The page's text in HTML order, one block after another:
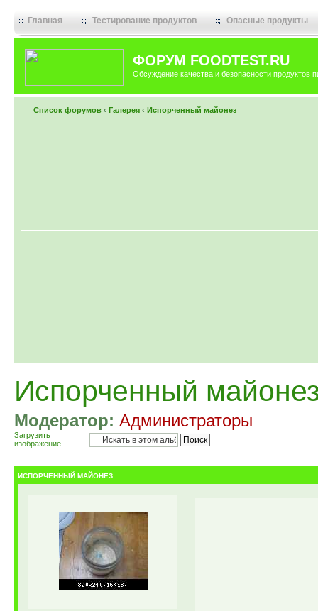
Главная Тестирование продуктов Опасные продукты
ФОРУМ FOODTEST.RU
Обсуждение качества и безопасности продуктов
Список форумов ‹ Галерея ‹ Испорченный майонез
Испорченный
Модератор: Администраторы
Загрузить
изображение
ИСПОРЧЕННЫЙ МАЙОНЕЗ